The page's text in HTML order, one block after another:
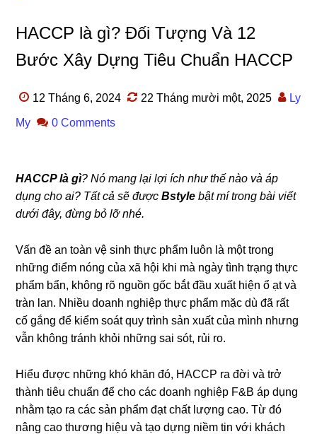
HACCP là gì? Đối Tượng Và 12
Bước Xây Dựng Tiêu Chuẩn HACCP
12 Tháng 6, 2024 22 Tháng mười một, 2025 Ly
My 0 Comments
HACCP là gì? Nó mang lại lợi ích như thế nào và áp
dụng cho ai? Tất cả sẽ đượcBstyle bật mí trong bài viết
dưới đây, đừng bỏ lỡ nhé.
Vấn đề an toàn vệ sinh thực phẩm luôn là một trong
những điểm nóng của xã hội khi mà ngày tình trạng thực
phẩm bẩn, không rõ nguồn gốc bắt đầu xuất hiện ổ ạt và
tràn lan. Nhiều doanh nghiệp thực phẩm mặc dù đã rất
cố gắng để kiểm soát quy trình sản xuất của mình nhưng
vẫn không tránh khỏi những sai sót, rủi ro.
Hiểu được những khó khăn đó, HACCP ra đời và trở
thành tiêu chuẩn để cho các doanh nghiệp F&B áp dụng
nhằm tạo ra các sản phẩm đạt chất lượng cao. Từ đó
nâng cao thương hiệu và tạo dựng niềm tin với khách